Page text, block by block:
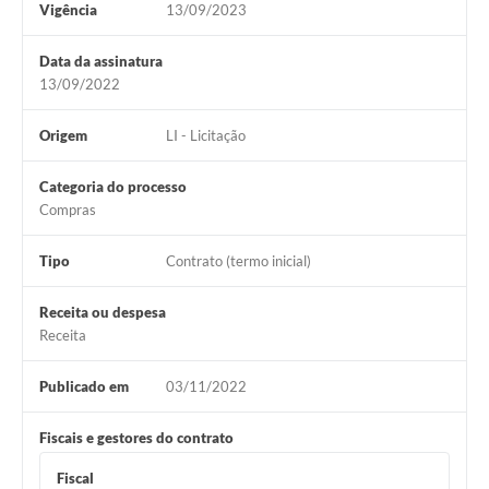
SIC
Vigência 13/09/2023
Data da assinatura
13/09/2022
Origem LI - Licitação
Categoria do processo
Compras
Tipo Contrato (termo inicial)
Receita ou despesa
Receita
Publicado em 03/11/2022
Fiscais e gestores do contrato
Fiscal